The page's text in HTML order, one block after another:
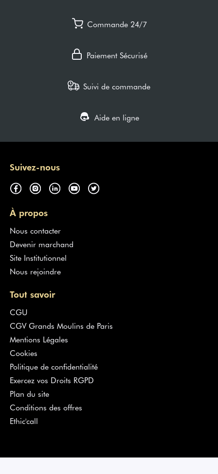
Commande 24/7
Paiement Sécurisé
Suivi de commande
Aide en ligne
Suivez-nous
À propos
Nous contacter
Devenir marchand
Site Institutionnel
Nous rejoindre
Tout savoir
CGU
CGV Grands Moulins de Paris
Mentions Légales
Cookies
Politique de confidentialité
Exercez vos Droits RGPD
Plan du site
Conditions des offres
Ethic'call